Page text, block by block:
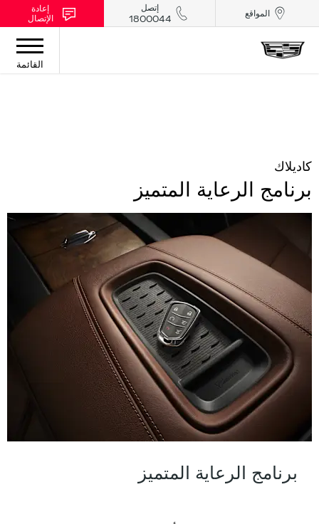
المواقع
إتصل
1800044
إعادة
الإتصال
القائمة
كاديلاك
برنامج الرعاية المتميز
برنامج الرعاية المتميز